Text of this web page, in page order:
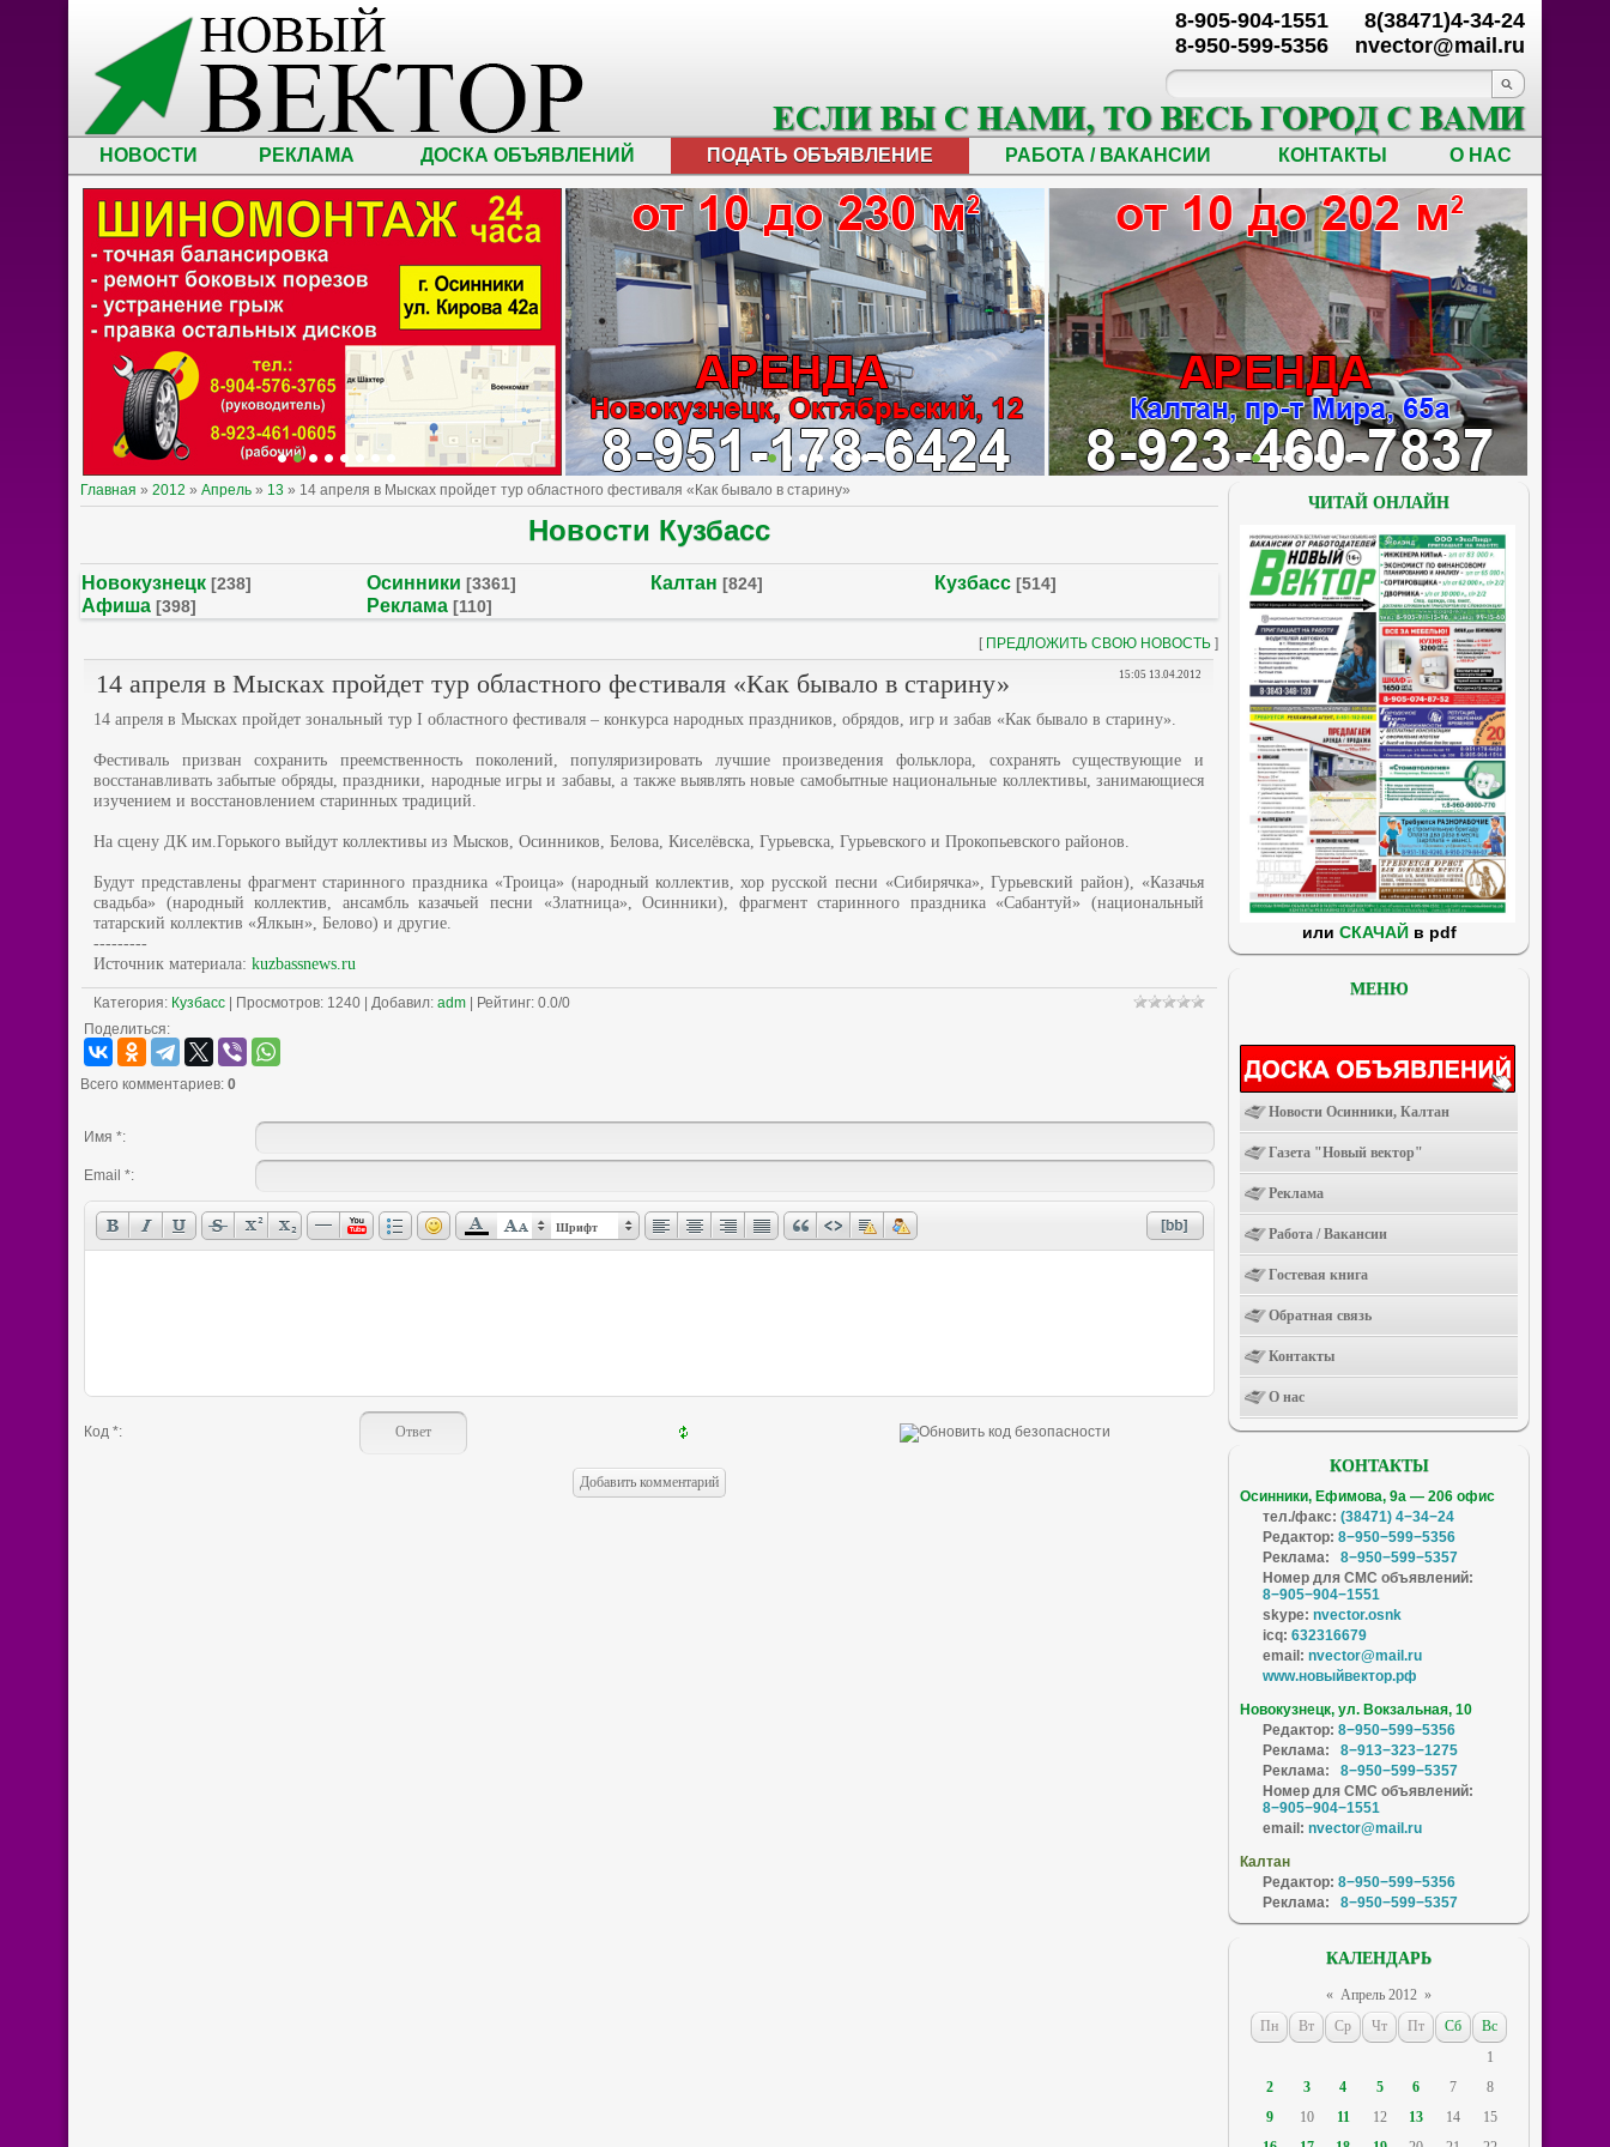
8(38471)4-34-24
nvector@mail.ru
8-905-904-1551
8-950-599-5356
НОВОСТИ РЕКЛАМА ДОСКА ОБЪЯВЛЕНИЙ ПОДАТЬ ОБЪЯВЛЕНИЕ РАБОТА / ВАКАНСИИ КОНТАКТЫ О НАС
Главная » 2012 » Апрель » 13 » 14 апреля в Мысках пройдет тур областного фестиваля «Как бывало в старину»
Новости Кузбасс
Новокузнецк [238] Осинники [3361] Калтан [824] Кузбасс [514]
Афиша [398] Реклама [110]
[ ПРЕДЛОЖИТЬ СВОЮ НОВОСТЬ ]
15:05 13.04.2012
14 апреля в Мысках пройдет тур областного фестиваля «Как бывало в старину»
14 апреля в Мысках пройдет зональный тур I областного фестиваля – конкурса народных праздников, обрядов, игр и забав «Как бывало в старину».
Фестиваль призван сохранить преемственность поколений, популяризировать лучшие произведения фольклора, сохранять существующие и
восстанавливать забытые обряды, праздники, народные игры и забавы, а также выявлять новые самобытные национальные коллективы, занимающиеся
изучением и восстановлением старинных традиций.
На сцену ДК им.Горького выйдут коллективы из Мысков, Осинников, Белова, Киселёвска, Гурьевска, Гурьевского и Прокопьевского районов.
Будут представлены фрагмент старинного праздника «Троица» (народный коллектив, хор русской песни «Сибирячка», Гурьевский район), «Казачья
свадьба» (народный коллектив, ансамбль казачьей песни «Златница», Осинники), фрагмент старинного праздника «Сабантуй» (национальный
татарский коллектив «Ялкын», Белово) и другие.
---------
Источник материала: kuzbassnews.ru
Категория: Кузбасс Просмотров: 1240 | Добавил: adm Рейтинг: 0.0/0
Поделиться:
Всего комментариев: 0
Имя *:
Email *:
Шрифт
Код *:
ЧИТАЙ ОНЛАЙН
или СКАЧАЙв pdf
МЕНЮ
Новости Осинники, Калтан
Газета "Новый вектор"
Реклама
Работа / Вакансии
Гостевая книга
Обратная связь
Контакты
О нас
КОНТАКТЫ
Осинники, Ефимова, 9а — 206 офис
тел./факс: (38471) 4−34−24
Редактор: 8−950−599−5356
Реклама:
8−950−599−5357
Номер для СМС объявлений:
8−905−904−1551
skype: nvector.osnk
icq: 632316679
email: nvector@mail.ru
www.новыйвектор.рф
Новокузнецк, ул. Вокзальная, 10
Редактор: 8−950−599−5356
Реклама:
8−913−323−1275
Реклама:
8−950−599−5357
Номер для СМС объявлений:
8−905−904−1551
email: nvector@mail.ru
Калтан
Редактор: 8−950−599−5356
Реклама:
8−950−599−5357
КАЛЕНДАРЬ
« Апрель 2012 »
Пн
Вт Ср Чт Пт Сб
Вс
1
2
3 4 5 6 7
8
9
10 11 12 13 14
15